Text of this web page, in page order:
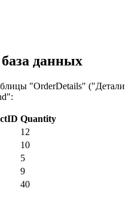
данных
"OrderDetails" ("Детали
Quantity
12
10
5
9
40